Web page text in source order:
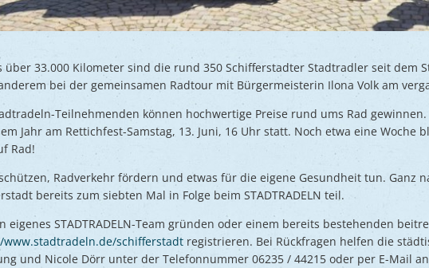
über 33.000 Kilometer sind die rund 350 Schifferstadter Stadtradler seit dem
bei der gemeinsamen Radtour mit Bürgermeisterin Ilona Volk am
Teilnehmenden können hochwertige Preise rund ums Rad
Jahr am Rettichfest-Samstag, 13. Juni, 16 Uhr statt. Noch etwa eine Woche
Rad!
Radverkehr fördern und etwas für die eigene Gesundheit tun. Ganz
bereits zum siebten Mal in Folge beim STADTRADELN teil.
eigenes STADTRADELN-Team gründen oder einem bereits bestehenden
schifferstadt registrieren. Bei Rückfragen helfen die
und Nicole Dörr unter der Telefonnummer 06235 / 44215 oder per E-Mail an